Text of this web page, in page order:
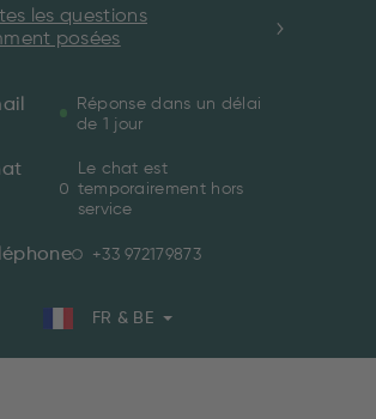
les questions
posées
Réponse dans un délai
de 1 jour
Le chat est
temporairement hors
service
+33 972179873
FR & BE